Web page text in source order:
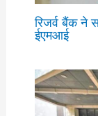
रिजर्व बैंक ने
ईएमआई